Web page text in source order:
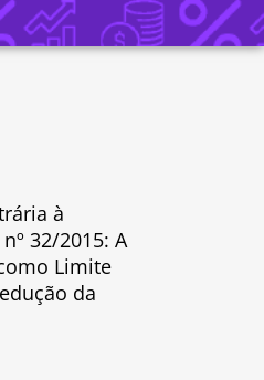
à
32/2015: A
Limite
da